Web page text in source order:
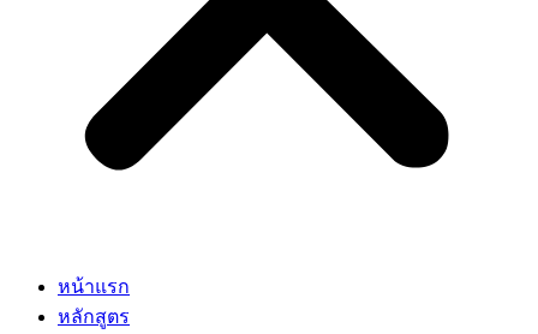
หน้าแรก
หลักสูตร